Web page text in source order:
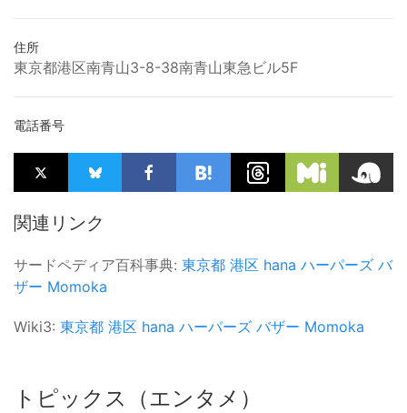
住所
東京都港区南青山3-8-38南青山東急ビル5F
電話番号
関連リンク
サードペディア百科事典: 東京都 港区 hana ハーパーズ バ
ザー Momoka
Wiki3: 東京都 港区 hana ハーパーズ バザー Momoka
トピックス（エンタメ）